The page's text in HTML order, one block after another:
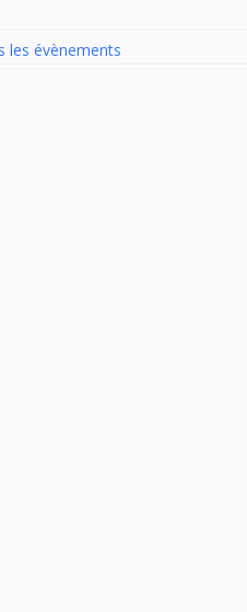
les évènements